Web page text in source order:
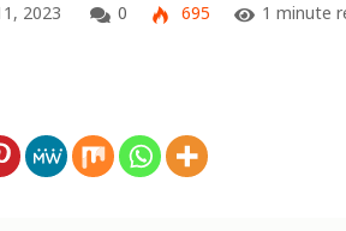
2023 0 695 1 minute